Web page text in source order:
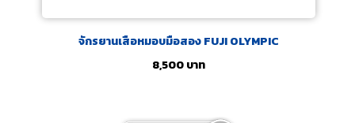
จักรยานเสือหมอบมือสอง FUJI OLYMPIC
8,500บาท